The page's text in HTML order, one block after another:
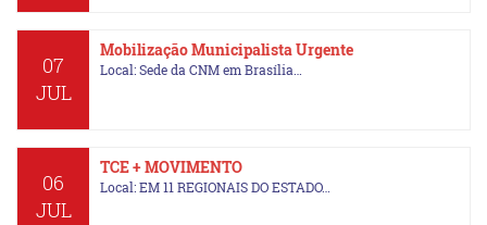
07
JUL
Mobilização Municipalista Urgente
Local: Sede da CNM em Brasília…
06
JUL
TCE + MOVIMENTO
Local: EM 11 REGIONAIS DO ESTADO…